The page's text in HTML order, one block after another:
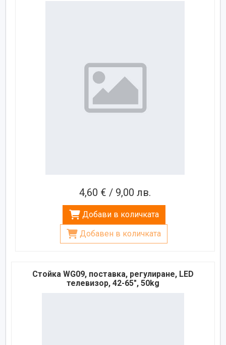
4,60 € / 9,00 лв.
Добави в количката
Добавен в количката
Стойка WG09, поставка, регулиране, LED
телевизор, 42-65", 50kg